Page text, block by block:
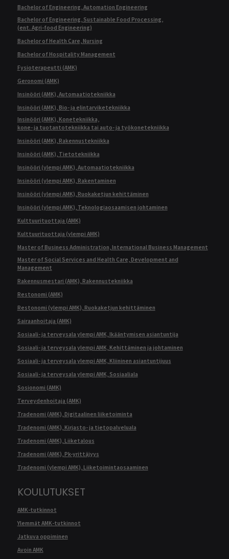
Bachelor of Engineering, Automation Engineering
Bachelor of Engineering, Sustainable Food Processing,
(ent. Agri-food Engineering)
Bachelor of Health Care, Nursing
Bachelor of Hospitality Management
Fysioterapeutti (AMK)
Geronomi (AMK)
Insinööri (AMK), Automaatiotekniikka
Insinööri (AMK), Bio- ja elintarviketekniikka
Insinööri (AMK), Konetekniikka,
kone- ja tuotantotekniikka tai auto- ja työkonetekniikka
Insinööri (AMK), Rakennustekniikka
Insinööri (AMK), Tietotekniikka
Insinööri (ylempi AMK), Automaatiotekniikka
Insinööri (ylempi AMK), Rakentaminen
Insinööri (ylempi AMK), Ruokaketjun kehittäminen
Insinööri (ylempi AMK), Teknologiaosaamisen johtaminen
Kulttuurituottaja (AMK)
Kulttuurituottaja (ylempi AMK)
Master of Business Administration, International Business Management
Master of Social Services and Health Care, Development and
Management
Rakennusmestari (AMK), Rakennustekniikka
Restonomi (AMK)
Restonomi (ylempi AMK), Ruokaketjun kehittäminen
Sairaanhoitaja (AMK)
Sosiaali- ja terveysala ylempi AMK, Ikääntymisen asiantuntija
Sosiaali- ja terveysala ylempi AMK, Kehittäminen ja johtaminen
Sosiaali- ja terveysala ylempi AMK, Kliininen asiantuntijuus
Sosiaali- ja terveysala ylempi AMK, Sosiaaliala
Sosionomi (AMK)
Terveydenhoitaja (AMK)
Tradenomi (AMK), Digitaalinen liiketoiminta
Tradenomi (AMK), Kirjasto- ja tietopalveluala
Tradenomi (AMK), Liiketalous
Tradenomi (AMK), Pk-yrittäjyys
Tradenomi (ylempi AMK), Liiketoimintaosaaminen
KOULUTUKSET
AMK-tutkinnot
Ylemmät AMK-tutkinnot
Jatkuva oppiminen
Avoin AMK